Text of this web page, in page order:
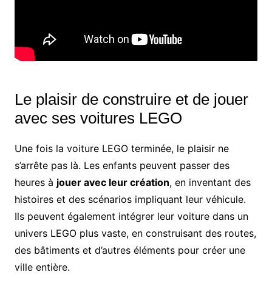
Le plaisir de construire et de jouer
avec ses voitures LEGO
Une fois la voiture LEGO terminée, le plaisir ne
s’arrête pas là. Les enfants peuvent passer des
heures à jouer avec leur création, en inventant des
histoires et des scénarios impliquant leur véhicule.
Ils peuvent également intégrer leur voiture dans un
univers LEGO plus vaste, en construisant des routes,
des bâtiments et d’autres éléments pour créer une
ville entière.